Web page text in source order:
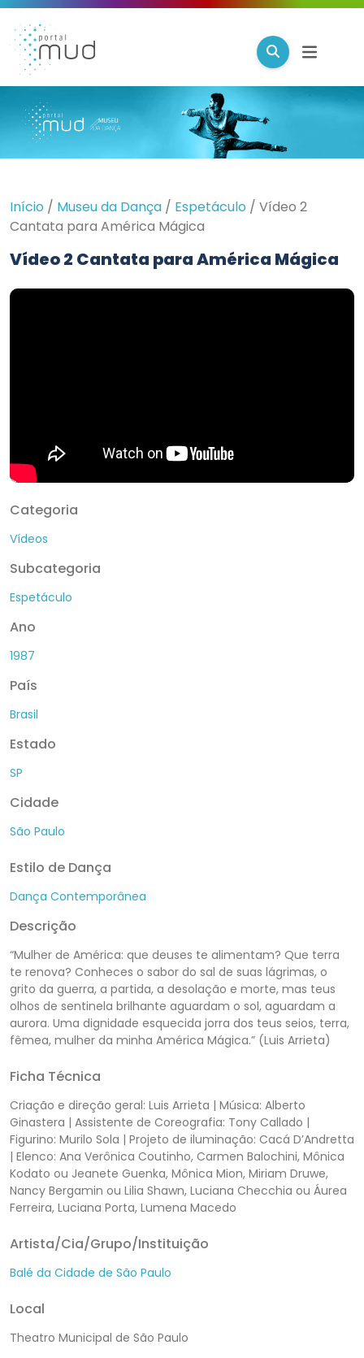
Início / Museu da Dança / Espetáculo / Vídeo 2
Cantata para América Mágica
Vídeo 2 Cantata para América Mágica
Categoria
Vídeos
Subcategoria
Espetáculo
Ano
1987
País
Brasil
Estado
SP
Cidade
São Paulo
Estilo de Dança
Dança Contemporânea
Descrição
“Mulher de América: que deuses te alimentam? Que terra
te renova? Conheces o sabor do sal de suas lágrimas, o
grito da guerra, a partida, a desolação e morte, mas teus
olhos de sentinela brilhante aguardam o sol, aguardam a
aurora. Uma dignidade esquecida jorra dos teus seios, terra,
fêmea, mulher da minha América Mágica.” (Luis Arrieta)
Ficha Técnica
Criação e direção geral: Luis Arrieta | Música: Alberto
Ginastera | Assistente de Coreografia: Tony Callado |
Figurino: Murilo Sola | Projeto de iluminação: Cacá D’Andretta
| Elenco: Ana Verônica Coutinho, Carmen Balochini, Mônica
Kodato ou Jeanete Guenka, Mônica Mion, Miriam Druwe,
Nancy Bergamin ou Lilia Shawn, Luciana Checchia ou Áurea
Ferreira, Luciana Porta, Lumena Macedo
Artista/Cia/Grupo/Instituição
Balé da Cidade de São Paulo
Local
Theatro Municipal de São Paulo